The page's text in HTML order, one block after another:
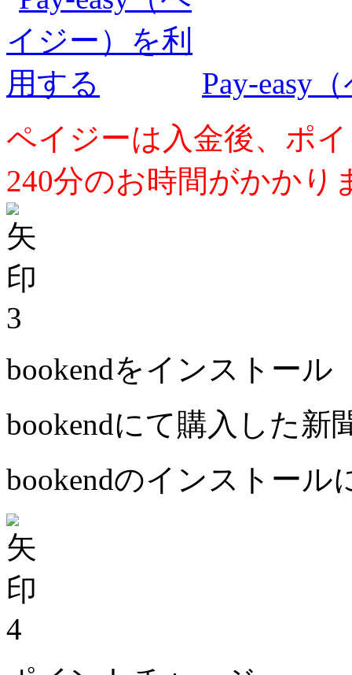
Pay-easy
ペイジーは入金後、ポ
240分のお時間がかかり
3
bookendをインストール
bookendにて購入した新
bookendのインストール
4